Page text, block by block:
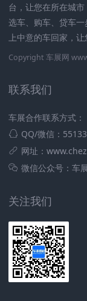
台，让您在所在城市
选车、购车、贷车
上中意的车回家，让
Copyright 车展网
联系我们
车展合作联系方式：
QQ/微信：
网址：
微信公众号：车
关注我们